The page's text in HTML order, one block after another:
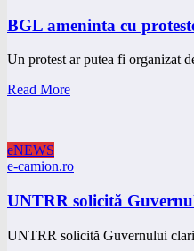
BGL ameninta cu
Un protest ar putea fi organizat
Read More
eNEWS
e-camion.ro
UNTRR solicită
UNTRR solicită Guvernului